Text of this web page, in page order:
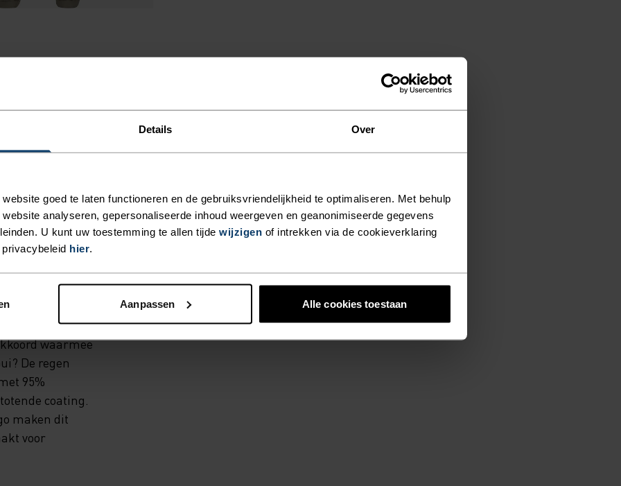
Details Over
goed te laten functioneren en de gebruiksvriendelijkheid te optimaliseren. Met behulp
analyseren, gepersonaliseerde inhoud weergeven en geanonimiseerde gegevens
U kunt uw toestemming te allen tijde wijzigen of intrekken via de cookieverklaring
hier.
Aanpassen Alle cookies toestaan
gerecycled,
te gaan in de
De brede
waarmee
De regen
95%
coating.
maken dit
voor